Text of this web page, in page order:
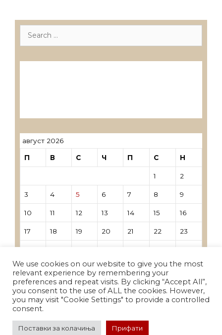
Search
август 2026
П В С Ч П С Н
1 2
3 4 5 6 7 8 9
10 11 12 13 14 15 16
17 18 19 20 21 22 23
31
« Јун
We use cookies on our website to give you the most
relevant experience by remembering your
preferences and repeat visits. By clicking “Accept All”,
you consent to the use of ALL the cookies. However,
you may visit "Cookie Settings" to provide a controlled
consent.
Поставки за колачиња Прифати